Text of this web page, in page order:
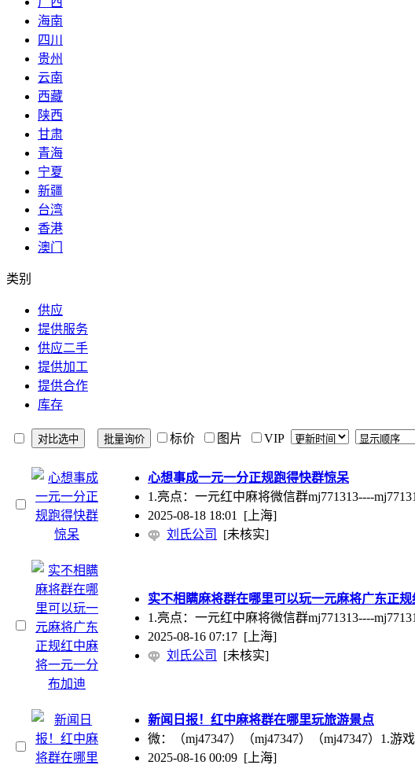
海南
四川
贵州
云南
西藏
陕西
甘肃
青海
宁夏
新疆
台湾
香港
澳门
类别
供应
提供服务
供应二手
提供加工
提供合作
库存
标价 图片 VIP
心想事成一元一分正规跑得快群惊呆
1.亮点：一元红中麻将微信群mj771313----
2025-08-18 18:01 [上海]
刘氏公司
[未核实]
实不相瞒麻将群在哪里可以玩一元麻将广东正
1.亮点：一元红中麻将微信群mj771313----
2025-08-16 07:17 [上海]
刘氏公司
[未核实]
新闻日报！红中麻将群在哪里玩旅游景点
微：（mj47347）（mj47347）（mj47347）1.
2025-08-16 00:09 [上海]